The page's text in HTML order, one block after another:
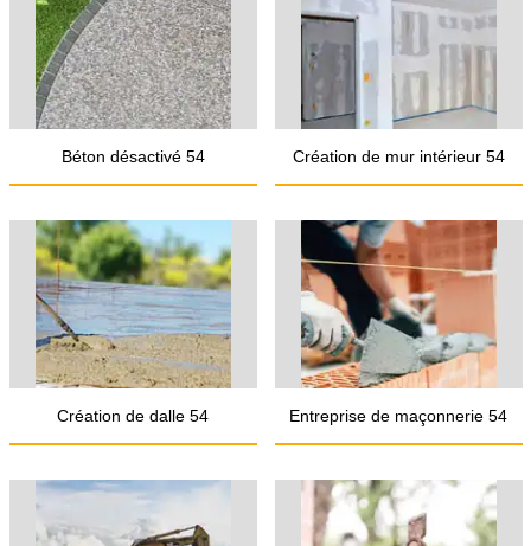
Béton désactivé 54 Création de mur intérieur 54
Création de dalle 54 Entreprise de maçonnerie 54